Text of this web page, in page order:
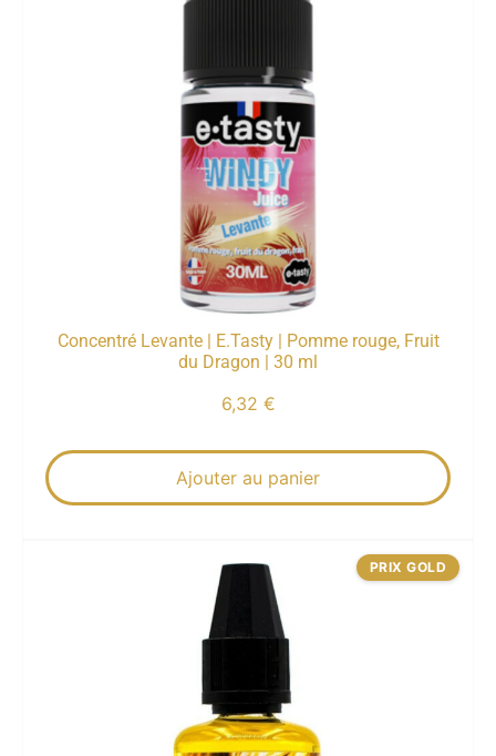
Concentré Levante | E.Tasty | Pomme rouge, Fruit
du Dragon | 30 ml
6,32 €
Ajouter au panier
PRIX GOLD